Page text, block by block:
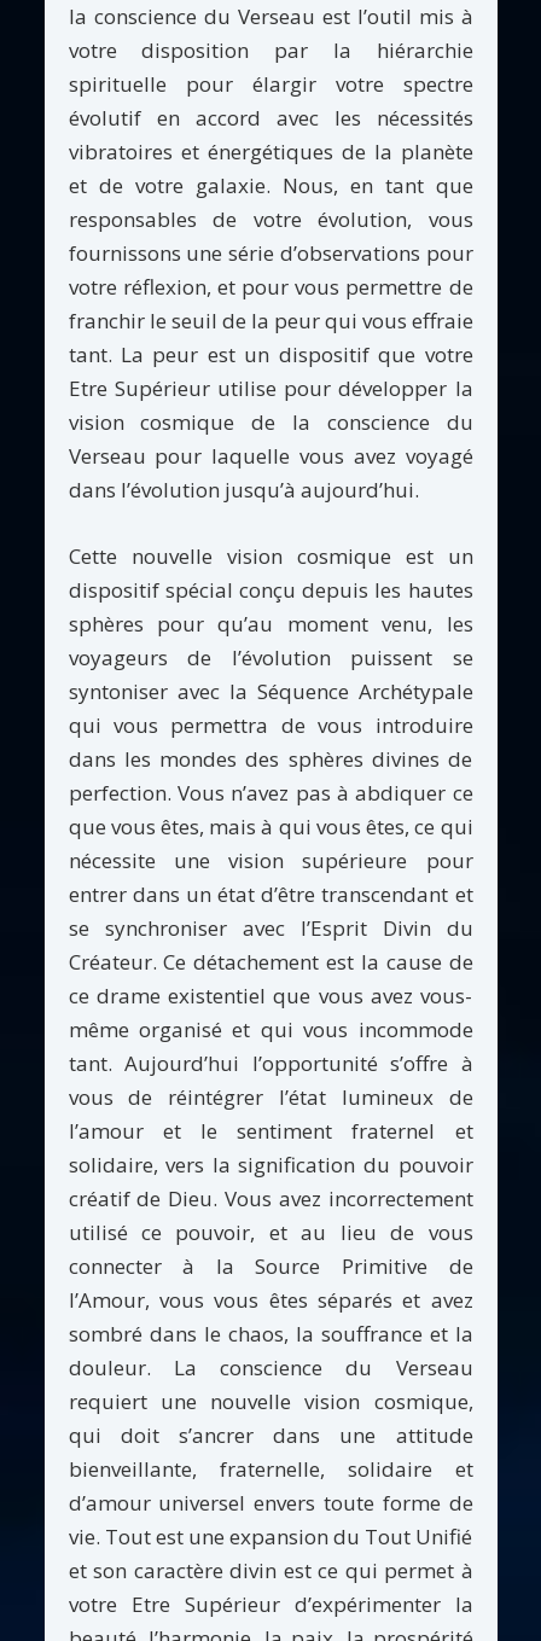
la conscience du Verseau est l’outil mis à
votre disposition par la hiérarchie
spirituelle pour élargir votre spectre
évolutif en accord avec les nécessités
vibratoires et énergétiques de la planète
et de votre galaxie. Nous, en tant que
responsables de votre évolution, vous
fournissons une série d’observations pour
votre réflexion, et pour vous permettre de
franchir le seuil de la peur qui vous effraie
tant. La peur est un dispositif que votre
Etre Supérieur utilise pour développer la
vision cosmique de la conscience du
Verseau pour laquelle vous avez voyagé
dans l’évolution jusqu’à aujourd’hui.
Cette nouvelle vision cosmique est un
dispositif spécial conçu depuis les hautes
sphères pour qu’au moment venu, les
voyageurs de l’évolution puissent se
syntoniser avec la Séquence Archétypale
qui vous permettra de vous introduire
dans les mondes des sphères divines de
perfection. Vous n’avez pas à abdiquer ce
que vous êtes, mais à qui vous êtes, ce qui
nécessite une vision supérieure pour
entrer dans un état d’être transcendant et
se synchroniser avec l’Esprit Divin du
Créateur. Ce détachement est la cause de
ce drame existentiel que vous avez vous-
même organisé et qui vous incommode
tant. Aujourd’hui l’opportunité s’offre à
vous de réintégrer l’état lumineux de
l’amour et le sentiment fraternel et
solidaire, vers la signification du pouvoir
créatif de Dieu. Vous avez incorrectement
utilisé ce pouvoir, et au lieu de vous
connecter à la Source Primitive de
l’Amour, vous vous êtes séparés et avez
sombré dans le chaos, la souffrance et la
douleur. La conscience du Verseau
requiert une nouvelle vision cosmique,
qui doit s’ancrer dans une attitude
bienveillante, fraternelle, solidaire et
d’amour universel envers toute forme de
vie. Tout est une expansion du Tout Unifié
et son caractère divin est ce qui permet à
votre Etre Supérieur d’expérimenter la